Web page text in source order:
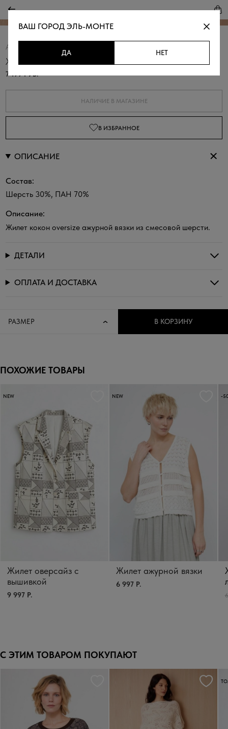
Артикул:
Жилет ажурной вязки с шерстью
7 199 РУБ.
НАЛИЧИЕ В МАГАЗИНЕ
В ИЗБРАННОЕ
ОПИСАНИЕ
Состав:
Шерсть 30%, ПАН 70%
Описание:
Жилет кокон oversize ажурной вязки из смесовой шерсти.
ДЕТАЛИ
ОПЛАТА И ДОСТАВКА
РАЗМЕР В КОРЗИНУ
ПОХОЖИЕ ТОВАРЫ
NEW
Жилет оверсайз с
вышивкой
9 997 Р.
NEW
Жилет ажурной вязки
6 997 Р.
-
С ЭТИМ ТОВАРОМ ПОКУПАЮТ
ВАШ ГОРОДЭЛЬ-МОНТЕ
ДА НЕТ